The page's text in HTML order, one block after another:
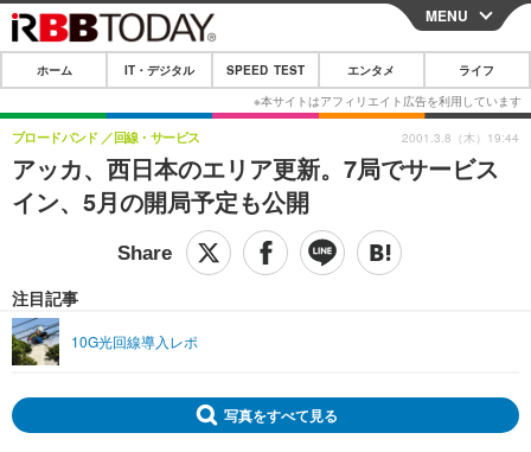
CLOSE
ホーム
IT・デジタル
IT・デジタルTOP スマートフォン
その他
SPEED TEST
映画・ドラマ
ライフTOP
リリース一覧
MENU
ホーム IT・デジタル SPEED TEST エンタメ ライフ
アッカ、西日本のエリア更新。7局でサービス
イン、5月の開局予定も公開
ブロードバンド 回線・サービス
注目記事
10G光回線導入レポ
2001.3.8（木）19:44
写真をすべて見る